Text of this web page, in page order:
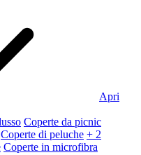
Apri
Coperte da picnic
Coperte di peluche + 2
Coperte in microfibra